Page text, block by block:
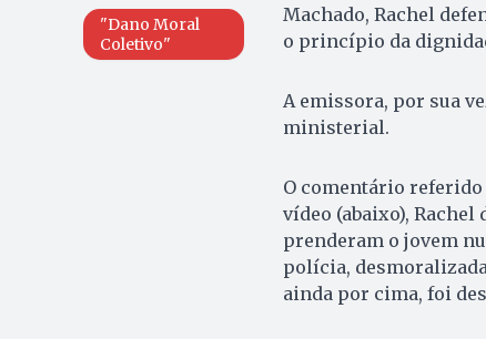
"Dano Moral
Coletivo"
Machado, Rachel
o princípio da
A emissora, por sua
ministerial.
O comentário referido
vídeo (abaixo), Rachel
prenderam o jovem
polícia,
ainda por cima, foi